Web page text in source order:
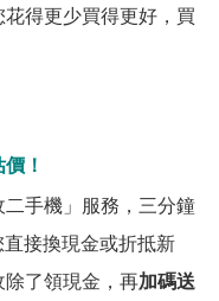
得更少買得更好，買
！
手機」服務，三分鐘
接換現金或折抵新
了領現金，再加碼送